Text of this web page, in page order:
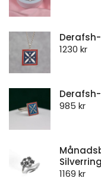
1230 kr
985 kr
Silverring
1169 kr